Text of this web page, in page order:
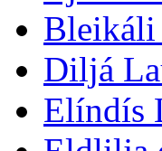
Bleikáli
Diljá
Elíndís